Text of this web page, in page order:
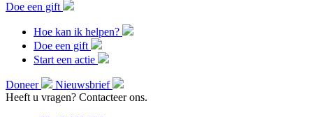
Doe een gift
Hoe kan ik helpen?
Doe een gift
Start een actie
Doneer
Nieuwsbrief
Heeft u vragen? Contacteer ons.